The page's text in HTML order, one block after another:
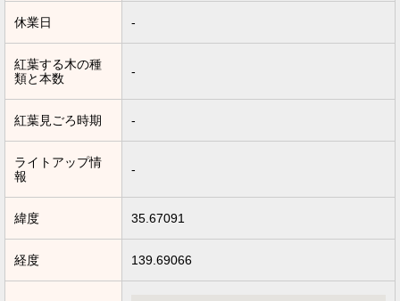
休業日 -
紅葉する木の種
類と本数
-
紅葉見ごろ時期 -
ライトアップ情
報
-
緯度 35.67091
経度 139.69066